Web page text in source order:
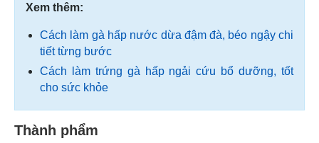
Xem thêm:
Cách làm gà hấp nước dừa đậm đà, béo ngậy chi
tiết từng bước
Cách làm trứng gà hấp ngải cứu bổ dưỡng, tốt
cho sức khỏe
Thành phẩm